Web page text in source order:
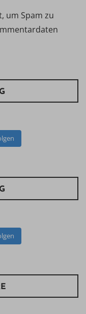
um Spam zu